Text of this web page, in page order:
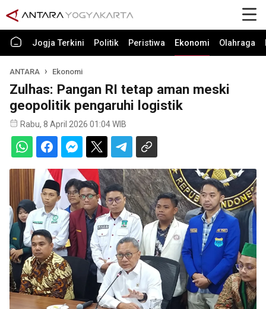
Jogja Terkini Politik Peristiwa Ekonomi Olahraga
ANTARA Ekonomi
Zulhas: Pangan RI tetap aman meski
geopolitik pengaruhi logistik
Rabu, 8 April 2026 01:04 WIB